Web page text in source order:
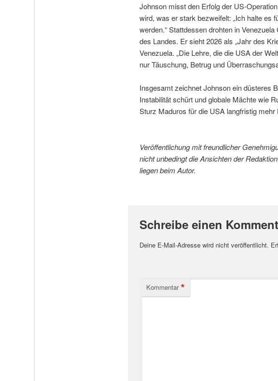
Johnson misst den Erfolg der US-
wird, was er stark bezweifelt: „Ich halte es
werden.“ Stattdessen drohten in
des Landes. Er sieht 2026 als „Jahr des
Venezuela. „Die Lehre, die die USA der
nur Täuschung, Betrug und
Insgesamt zeichnet Johnson ein düsteres
Instabilität schürt und globale Mächte wie
Sturz Maduros für die USA langfristig
Veröffentlichung mit freundlicher
nicht unbedingt die Ansichten der
liegen beim Autor.
Schreibe einen
Deine E-Mail-Adresse wird nicht veröffentlicht.
Kommentar *